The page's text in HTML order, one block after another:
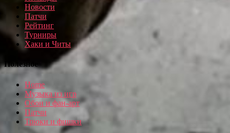
Новости
Патчи
Рейтинг
Турниры
Хаки и Читы
Полезное
Home
Музыка из игр
Обои и фан-арт
Патчи
Трюки и фишки